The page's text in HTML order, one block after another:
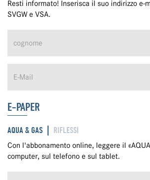
Resti informato! Inserisca il suo indirizzo
SVGW e VSA.
E-PAPER
AQUA & GAS RIFLESSI
Con l'abbonamento online, leggere il
computer, sul telefono e sul tablet.